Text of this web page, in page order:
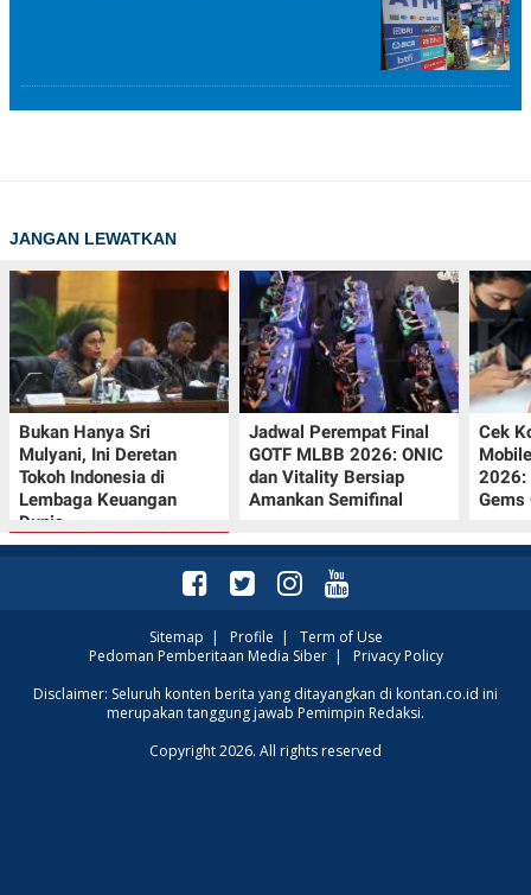
JANGAN LEWATKAN
Bukan Hanya Sri
Mulyani, Ini Deretan
Tokoh Indonesia di
Lembaga Keuangan
Dunia
Jadwal Perempat Final
GOTF MLBB 2026: ONIC
dan Vitality Bersiap
Amankan Semifinal
Cek
2026:
Gems
Promo JSM Superindo
7–9 Agustus 2026,
Rp37.900 hingga Buah
Sitemap | Profile | Term of Use
Pedoman Pemberitaan Media Siber| Privacy Policy
Disclaimer: Seluruh konten berita yang ditayangkan di kontan.co.id ini
merupakan tanggung jawab Pemimpin Redaksi.
Copyright 2026. All rights reserved